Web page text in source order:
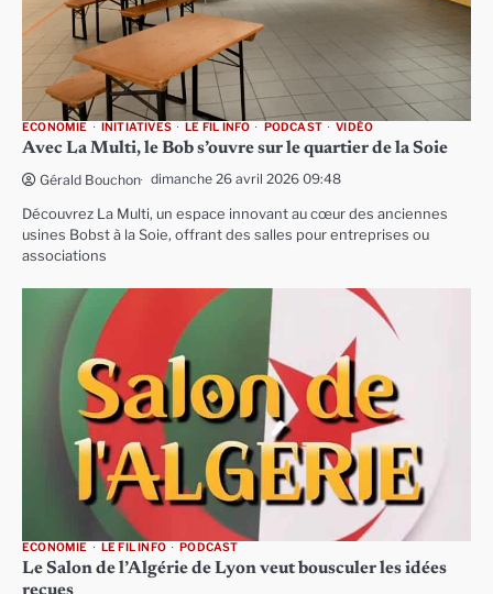
ECONOMIE INITIATIVES LE FIL INFO PODCAST VIDÉO
Avec La Multi, le Bob s’ouvre sur le quartier de la Soie
Gérald Bouchon dimanche 26 avril 2026 09:48
Découvrez La Multi, un espace innovant au cœur des anciennes
usines Bobst à la Soie, offrant des salles pour entreprises ou
associations
ECONOMIE LE FIL INFO PODCAST
Le Salon de l’Algérie de Lyon veut bousculer les idées
reçues